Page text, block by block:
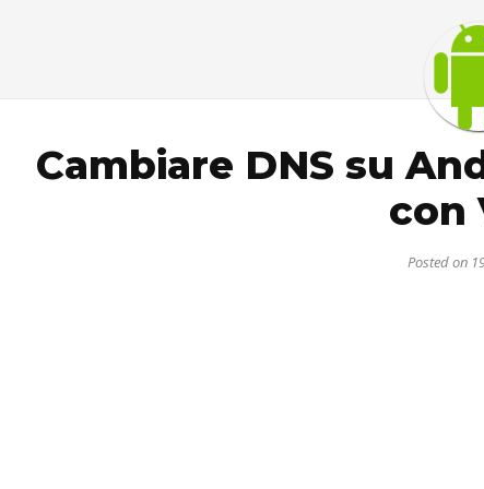
Cambiare DNS su
con
Posted on